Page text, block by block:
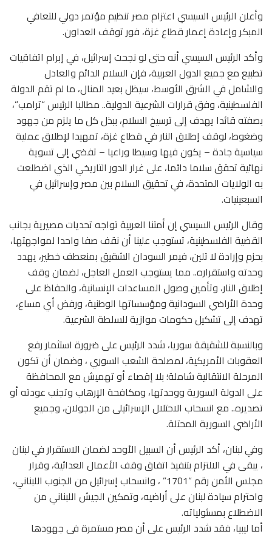
وأعلن الرئيس السيسي اعتزام مصر تنظيم مؤتمر دولي للتعافي
المبكر وإعادة إعمار قطاع غزة، فور توقف العداون.
وأكد الرئيس السيسي أنه حتى لو نجحت إسرائيل، في إبرام اتفاقيات
تطبيع مع جميع الدول العربية، فإن السلام الدائم والعادل
والشامل في الشرق الأوسط، سيظل بعيد المنال، ما لم تقم الدولة
الفلسطينية، وفق قرارات الشرعية الدولية.. مطالبا الرئيس “ترامب”،
بصفته قائدا يهدف إلى ترسيخ السلام، ببذل كل ما يلزم من جهود
وضغوط، لوقف إطلاق النار في قطاع غزة، تمهيدا لإطلاق عملية
سياسية جادة – يكون فيها وسيطا وراعيا – تفضي إلى تسوية
نهائية تحقق سلاما دائما، على غرار الدور التاريخي الذي اضطلعت
به الولايات المتحدة، في تحقيق السلام بين مصر وإسرائيل في
السبعينيات.
وقال الرئيس السيسي إن أمتنا العربية تواجه تحديات مصيرية بجانب
القضية الفلسطينية، تستوجب علينا أن نقف صفا واحدا لمواجهتها،
بحزم وإرادة لا تلين، فيمر السودان الشقيق بمنعطف خطير، يهدد
وحدته واستقراره.. مما يستوجب العمل العاجل، لضمان وقف
إطلاق النار، وتأمين وصول المساعدات الإنسانية، والحفاظ على
وحدة الأراضي السودانية ومؤسساتها الوطنية، ورفض أي مساع،
تهدف إلى تشكيل حكومات موازية للسلطة الشرعية.
وبالنسبة للشقيقة سوريا، شدد الرئيس على ضرورة استثمار رفع
العقوبات الأمريكية، لمصلحة الشعب السوري ، وضمان أن تكون
المرحلة الانتقالية شاملة؛ بلا إقصاء أو تهميش مع المحافظة
على الدولة السورية ووحدتها، ومكافحة الإرهاب وتجنب عودته أو
تصديره.. مع انسحاب الاحتلال الإسرائيلى من الجولان، وجميع
الأراضي السورية المحتلة.
وفي لبنان، أكد الرئيس أن السبيل الأوحد لضمان الاستقرار في لبنان
، يبقى في الالتزام بتنفيذ اتفاق وقف الأعمال العدائية، وقرار
مجلس الأمن رقم “1701” ، وانسحاب إسرائيل من الجنوب اللبناني،
واحترام سيادة لبنان على أراضيه، وتمكين الجيش اللبناني من
الاضطلاع بمسئولياته.
أما ليبيا، فقد شدد الرئيس على أن مصر مستمرة في جهودها